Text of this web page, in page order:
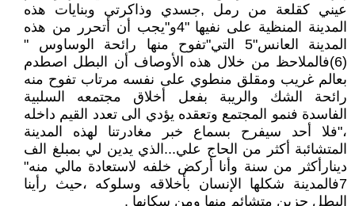
عيني كقلعة من رمل ,جسدي وذاكرتي وبنايات هذه
المدينة المنظية على نفيها "4و"يجب أن أتحرر من هذه
المدينة العانس"5 التي"تفوح منها رائحة الوساوس "
(6)فالملاحظ من خلال هذه الأوصاف أن البطل اصطدم
بعالم غريب ومقلق منطوي على نفسه مرتاب تفوح منه
رائحة الشك والريبة بفعل أخلاق مجتمعه السلبية
الفاسدة فنمو المجتمع وتعقده يؤدي الى تعدد القيم داخله
،"فلا أحد سيفرح بسماع خبر مغادرتنا لهذه المدينة
المتشائبة أكثر من الحاج علي...الذي يدين لي بمبلغ الف
دينارأكثر من سنة وأنا أركض خلفه لاستعادة مالي منه"
7فالمدينة شكلها الإنسان بأخلاقه وسلوكه ،حيث رأينا
البطل حزين متشائم منها ومن سكانها .